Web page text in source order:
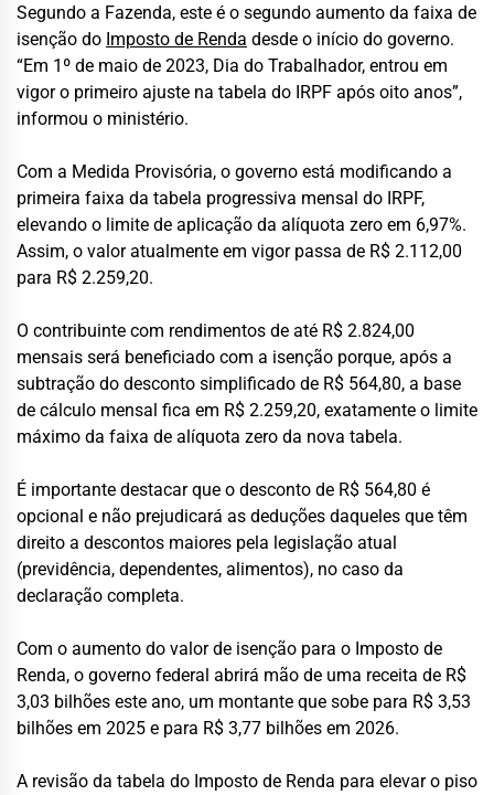
Segundo a Fazenda, este é o segundo aumento da faixa de
isenção do Imposto de Renda desde o início do governo.
“Em 1º de maio de 2023, Dia do Trabalhador, entrou em
vigor o primeiro ajuste na tabela do IRPF após oito anos”,
informou o ministério.
Com a Medida Provisória, o governo está modificando a
primeira faixa da tabela progressiva mensal do IRPF,
elevando o limite de aplicação da alíquota zero em 6,97%.
Assim, o valor atualmente em vigor passa de R$ 2.112,00
para R$ 2.259,20.
O contribuinte com rendimentos de até R$ 2.824,00
mensais será beneficiado com a isenção porque, após a
subtração do desconto simplificado de R$ 564,80, a base
de cálculo mensal fica em R$ 2.259,20, exatamente o limite
máximo da faixa de alíquota zero da nova tabela.
É importante destacar que o desconto de R$ 564,80 é
opcional e não prejudicará as deduções daqueles que têm
direito a descontos maiores pela legislação atual
(previdência, dependentes, alimentos), no caso da
declaração completa.
Com o aumento do valor de isenção para o Imposto de
Renda, o governo federal abrirá mão de uma receita de R$
3,03 bilhões este ano, um montante que sobe para R$ 3,53
bilhões em 2025 e para R$ 3,77 bilhões em 2026.
A revisão da tabela do Imposto de Renda para elevar o piso